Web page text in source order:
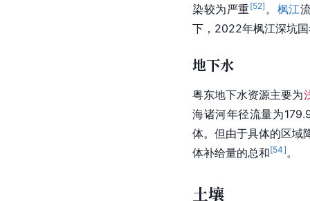
染较为严重[52] 。 枫江
下，2022年枫江深坑
地下水
粤东地下水资源主要为
海诸河年径流量为
体。但由于具体的区域
体补给量的总和[54]。
土壤